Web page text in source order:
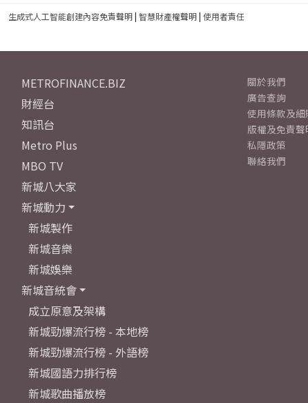
生成式人工智能創建內容免責聲明| 智慧財產權聲明| 使用者責任
METROFINANCE.BIZ
財經台
知訊台
Metro Plus
MBO TV
新城八大家
新城動力
新城製作
新城音樂
新城娛樂
新城音統會
成立原意及架構
新城勁爆流行榜 - 本地榜
新城勁爆流行榜 - 外語榜
新城國語力排行榜
新城歌曲播放榜
關於我們
廣告查詢
使用條款及細
版權及免責聲
私隱政策
聯絡我們